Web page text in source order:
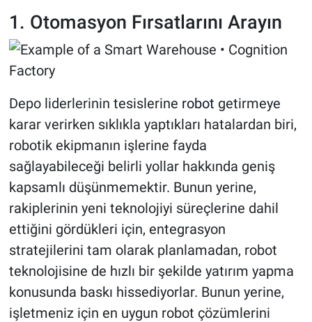
1. Otomasyon Fırsatlarını Arayın
Depo liderlerinin tesislerine robot getirmeye
karar verirken sıklıkla yaptıkları hatalardan biri,
robotik ekipmanın işlerine fayda
sağlayabileceği belirli yollar hakkında geniş
kapsamlı düşünmemektir. Bunun yerine,
rakiplerinin yeni teknolojiyi süreçlerine dahil
ettiğini gördükleri için, entegrasyon
stratejilerini tam olarak planlamadan, robot
teknolojisine de hızlı bir şekilde yatırım yapma
konusunda baskı hissediyorlar. Bunun yerine,
işletmeniz için en uygun robot çözümlerini